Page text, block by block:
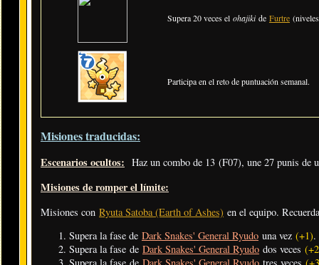
Supera 20 veces el ohajikide Furtre
Participa en el reto de puntuación semanal.
Misiones traducidas:
Escenarios ocultos: Haz un combo de 13 (F07), une 27 punis de
Misiones de romper el límite:
Misiones con Ryuta Satoba (Earth of Ashes) en el equipo.
Supera la fase de Dark Snakes' General Ryudo una vez (+1).
Supera la fase de Dark Snakes' General Ryudo dos veces